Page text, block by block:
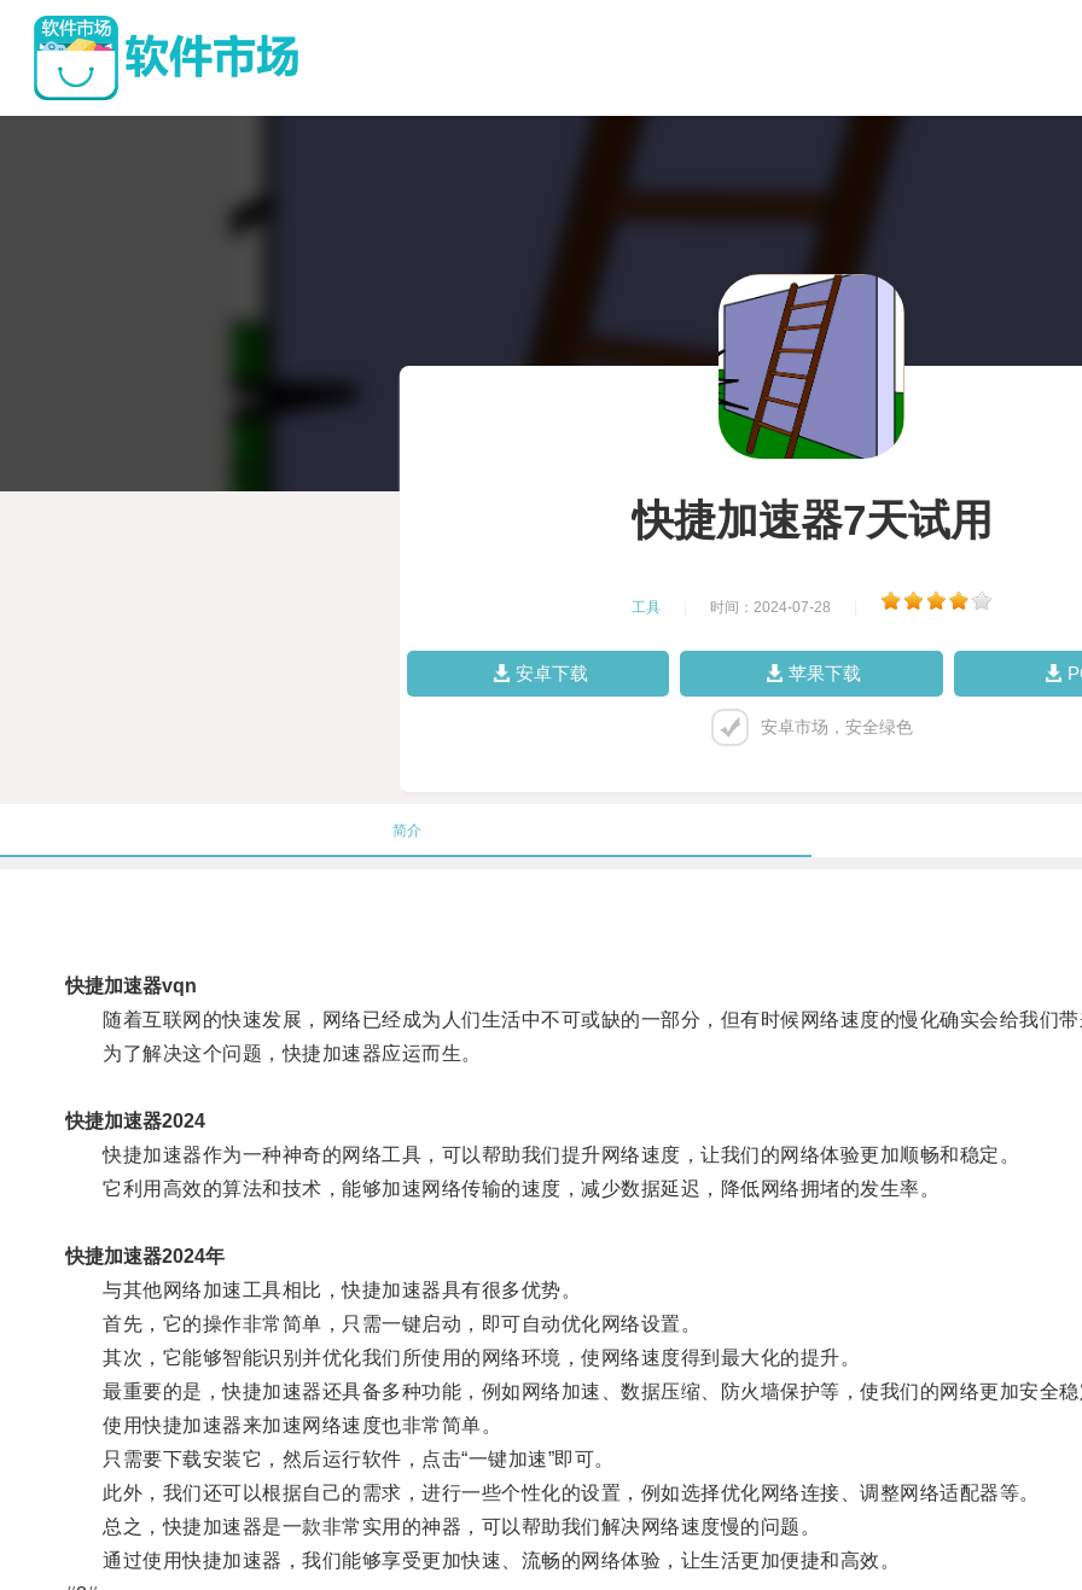
快捷加速器7天试用
工具 时间：2024-07-28
安卓下载 苹果下载
安卓市场，安全绿色
简介
快捷加速器vqn
随着互联网的快速发展，网络已经成为人们生活中不可或缺的一部分，但有时候网络速度的慢化确实会给我们
为了解决这个问题，快捷加速器应运而生。
快捷加速器2024
快捷加速器作为一种神奇的网络工具，可以帮助我们提升网络速度，让我们的网络体验更加顺畅和稳定。
它利用高效的算法和技术，能够加速网络传输的速度，减少数据延迟，降低网络拥堵的发生率。
快捷加速器2024年
与其他网络加速工具相比，快捷加速器具有很多优势。
首先，它的操作非常简单，只需一键启动，即可自动优化网络设置。
其次，它能够智能识别并优化我们所使用的网络环境，使网络速度得到最大化的提升。
最重要的是，快捷加速器还具备多种功能，例如网络加速、数据压缩、防火墙保护等，使我们的网络更加安全
使用快捷加速器来加速网络速度也非常简单。
只需要下载安装它，然后运行软件，点击“一键加速”即可。
此外，我们还可以根据自己的需求，进行一些个性化的设置，例如选择优化网络连接、调整网络适配器等。
总之，快捷加速器是一款非常实用的神器，可以帮助我们解决网络速度慢的问题。
通过使用快捷加速器，我们能够享受更加快速、流畅的网络体验，让生活更加便捷和高效。